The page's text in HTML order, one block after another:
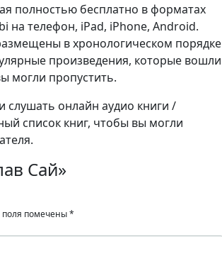
полностью бесплатно в форматах
на телефон, iPad, iPhone, Android.
в хронологическом порядке
произведения, которые вошли
могли пропустить.
онлайн аудио книги /
список книг, чтобы вы могли
Сай»
помечены*